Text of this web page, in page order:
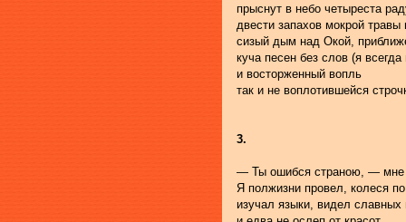
прыснут в небо четыреста
двести запахов мокрой травы
сизый дым над Окой,
куча песен без слов (я
и восторженный вопль
так и не воплотившейся
3.
— Ты ошибся страною, — мне
Я полжизни провел, колеся
изучал языки, видел